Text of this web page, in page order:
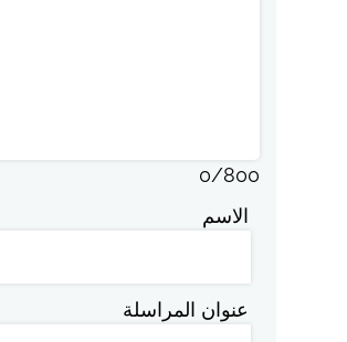
0/800
الاسم
عنوان المراسلة